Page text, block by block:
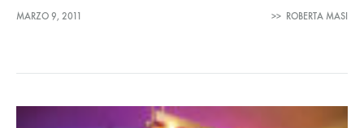
a prezzi competitivi. Senza dubbio Londra resta nel cuore…
MARZO 9, 2011 >> ROBERTA MASI